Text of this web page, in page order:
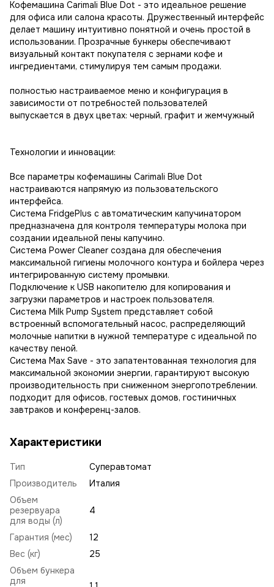
Кофемашина Carimali Blue Dot - это идеальное решение
для офиса или салона красоты. Дружественный интерфейс
делает машину интуитивно понятной и очень простой в
использовании. Прозрачные бункеры обеспечивают
визуальный контакт покупателя с зернами кофе и
ингредиентами, стимулируя тем самым продажи.
полностью настраиваемое меню и конфигурация в
зависимости от потребностей пользователей
выпускается в двух цветах: черный, графит и жемчужный
Технологии и инновации:
Все параметры кофемашины Carimali Blue Dot
настраиваются напрямую из пользовательского
интерфейса.
Система FridgePlus c автоматическим капучинатором
предназначена для контроля температуры молока при
создании идеальной пены капучино.
Система Power Cleaner создана для обеспечения
максимальной гигиены молочного контура и бойлера через
интегрированную систему промывки.
Подключение к USB накопителю для копирования и
загрузки параметров и настроек пользователя.
Система Milk Pump System представляет собой
встроенный вспомогательный насос, распределяющий
молочные напитки в нужной температуре с идеальной по
качеству пеной.
Система Max Save - это запатентованная технология для
максимальной экономии энергии, гарантируют высокую
производительность при сниженном энергопотреблении.
подходит для офисов, гостевых домов, гостиничных
завтраков и конференц-залов.
Характеристики
Тип
Суперавтомат
Производитель
Италия
Объем
резервуара
для воды (л)
4
Гарантия (мес)
12
Вес (кг)
25
Объем бункера
для